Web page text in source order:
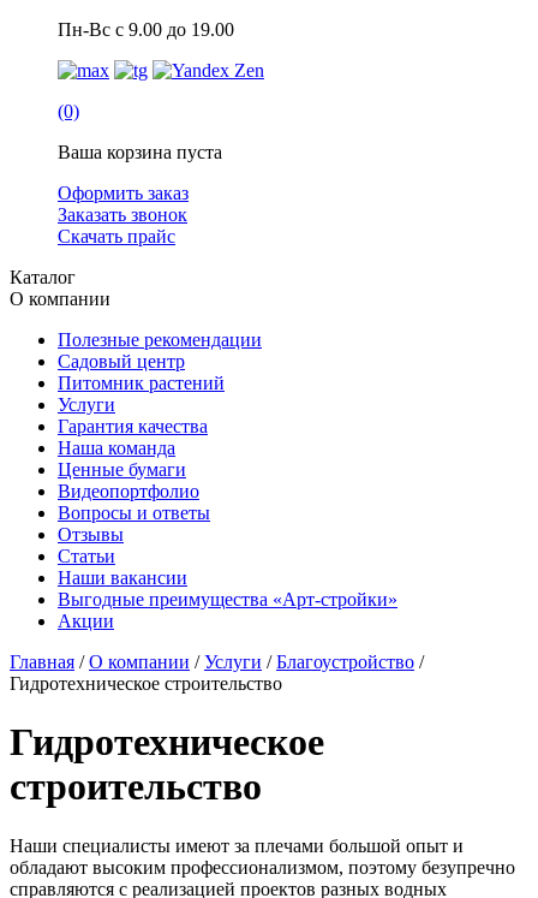
Пн-Вс с 9.00 до 19.00
(0)
Ваша корзина пуста
Оформить заказ
Заказать звонок
Скачать прайс
Каталог
О компании
Полезные рекомендации
Садовый центр
Питомник растений
Услуги
Гарантия качества
Наша команда
Ценные бумаги
Видеопортфолио
Вопросы и ответы
Отзывы
Статьи
Наши вакансии
Выгодные преимущества «Арт-стройки»
Акции
Главная /О компании /Услуги /Благоустройство /
Гидротехническое строительство
Гидротехническое
строительство
Наши специалисты имеют за плечами большой опыт и
обладают высоким профессионализмом, поэтому безупречно
справляются с реализацией проектов разных водных